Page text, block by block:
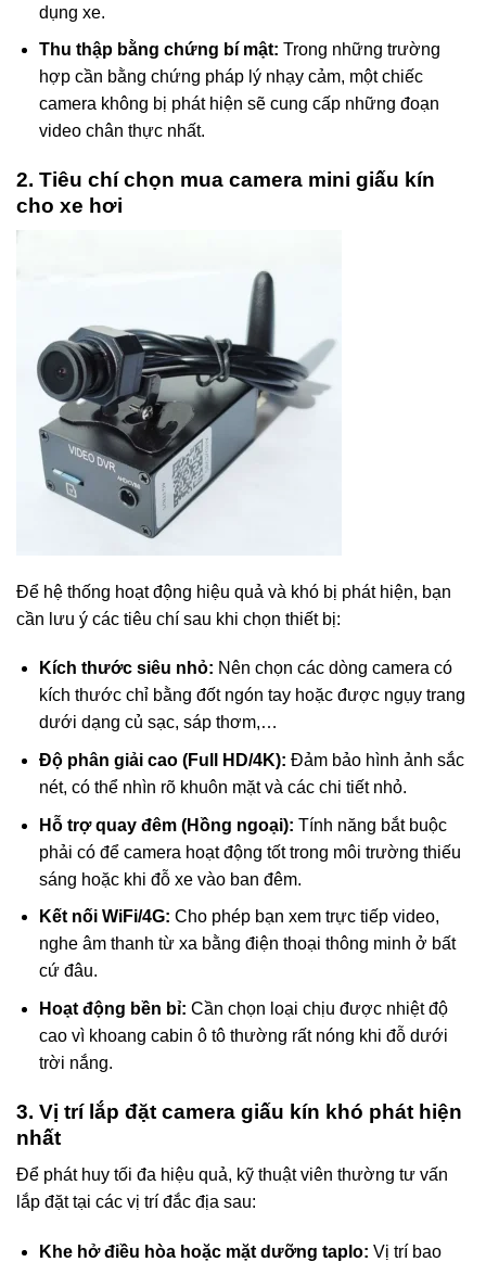
dụng xe.
Thu thập bằng chứng bí mật: Trong những trường
hợp cần bằng chứng pháp lý nhạy cảm, một chiếc
camera không bị phát hiện sẽ cung cấp những đoạn
video chân thực nhất.
2. Tiêu chí chọn mua camera mini giấu kín
cho xe hơi
Để hệ thống hoạt động hiệu quả và khó bị phát hiện, bạn
cần lưu ý các tiêu chí sau khi chọn thiết bị:
Kích thước siêu nhỏ: Nên chọn các dòng camera có
kích thước chỉ bằng đốt ngón tay hoặc được ngụy trang
dưới dạng củ sạc, sáp thơm,…
Độ phân giải cao (Full HD/4K): Đảm bảo hình ảnh sắc
nét, có thể nhìn rõ khuôn mặt và các chi tiết nhỏ.
Hỗ trợ quay đêm (Hồng ngoại): Tính năng bắt buộc
phải có để camera hoạt động tốt trong môi trường thiếu
sáng hoặc khi đỗ xe vào ban đêm.
Kết nối WiFi/4G: Cho phép bạn xem trực tiếp video,
nghe âm thanh từ xa bằng điện thoại thông minh ở bất
cứ đâu.
Hoạt động bền bỉ: Cần chọn loại chịu được nhiệt độ
cao vì khoang cabin ô tô thường rất nóng khi đỗ dưới
trời nắng.
3. Vị trí lắp đặt camera giấu kín khó phát hiện
nhất
Để phát huy tối đa hiệu quả, kỹ thuật viên thường tư vấn
lắp đặt tại các vị trí đắc địa sau:
Khe hở điều hòa hoặc mặt dưỡng taplo: Vị trí bao